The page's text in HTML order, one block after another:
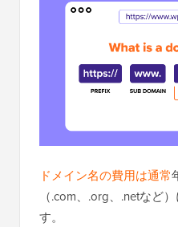
ドメイン名の費用は通常
（.com、.org、.netなど
す。